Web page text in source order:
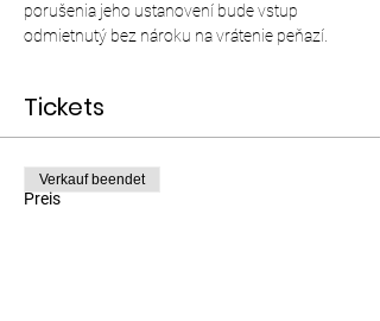
porušenia jeho ustanovení bude vstup
odmietnutý bez nároku na vrátenie peňazí.
Tickets
Preis
Verkauf beendet